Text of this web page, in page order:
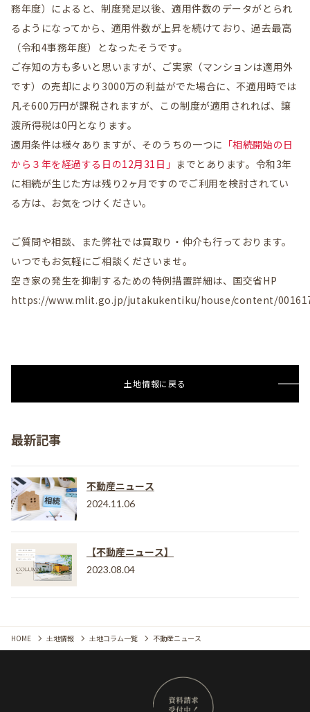
務年度）によると、制度発足以後、適用件数のデータがとられ
るようになってから、適用件数が上昇を続けており、過去最高
（令和4事務年度）となったそうです。
ご存知の方も多いと思いますが、ご実家（マンションは適用外
です）の売却により3000万の利益がでた場合に、不適用時では
凡そ600万円が課税されますが、この制度が適用されれば、譲
渡所得税は0円となります。
適用条件は様々ありますが、そのうちの一つに 「相続開始の日
から３年を経過する日の12月31日」 までとあります。令和3年
に相続が生じた方は残り2ヶ月ですのでご利用を検討されてい
る方は、お気をつけください。
ご質問や相談、また弊社では買取り・仲介も行っております。
いつでもお気軽にご相談くださいませ。
空き家の発生を抑制するための特例措置詳細は、国交省HP
https://www.mlit.go.jp/jutakukentiku/house/content/
土地情報に戻る
最新記事
不動産ニュース
2024.11.06
【不動産ニュース】
2023.08.04
HOME 土地情報 土地コラム一覧 不動産ニュース